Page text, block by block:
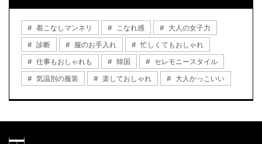
着こなしマンネリ こなれ感
大人の女子力
診断
服のお手入れ
忙しくてもおしゃれ
仕事もおしゃれも
韓国
セレモニースタイル
気温別の服装
楽しておしゃれ 大人かっこいい